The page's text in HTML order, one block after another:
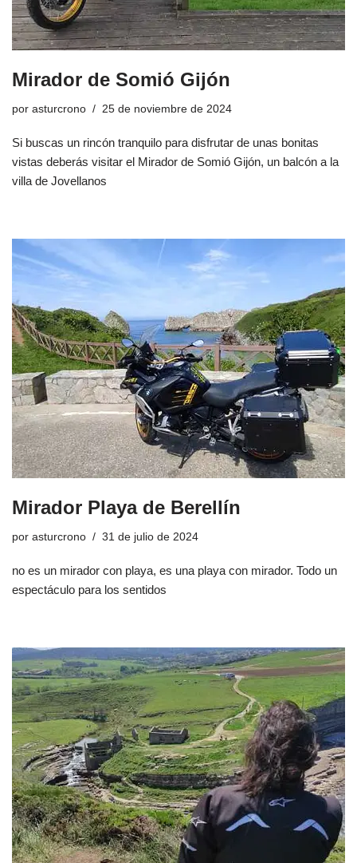
Mirador de Somió Gijón
por asturcrono 25 de noviembre de 2024
Si buscas un rincón tranquilo para disfrutar de unas bonitas
vistas deberás visitar el Mirador de Somió Gijón, un balcón a la
villa de Jovellanos
Mirador Playa de Berellín
por asturcrono 31 de julio de 2024
no es un mirador con playa, es una playa con mirador. Todo un
espectáculo para los sentidos